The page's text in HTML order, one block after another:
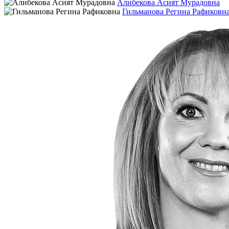
Алибекова Асият Мурадовна
Гильманова Регина